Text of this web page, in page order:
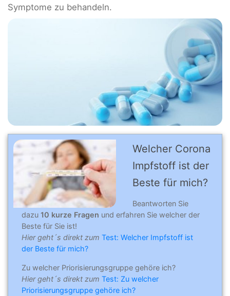
Symptome zu behandeln.
Welcher Corona
Impfstoff ist der
Beste für mich?
Beantworten Sie
dazu 10 kurze Fragen und erfahren Sie welcher der
Beste für Sie ist!
Hier geht´s direkt zum Test: Welcher Impfstoff ist
der Beste für mich?
Zu welcher Priorisierungsgruppe gehöre ich?
Hier geht´s direkt zum Test: Zu welcher
Priorisierungsgruppe gehöre ich?